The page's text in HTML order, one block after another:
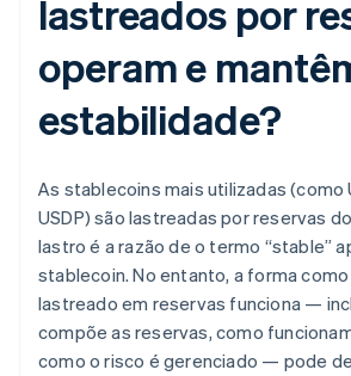
lastreados por
operam e
estabilidade?
As stablecoins mais utilizadas (como
USDP) são lastreadas por reservas
lastro é a razão de o termo “stable”
stablecoin. No entanto, a forma
lastreado em reservas funciona —
compõe as reservas, como
como o risco é gerenciado — pode